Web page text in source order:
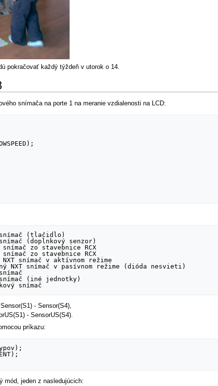
pokračovať každý týždeň v utorok o 14.
snímača na porte 1 na meranie vzdialenosti na LCD:
snímač (tlačidlo)
snímač (doplnkový senzor)
snímač zo stavebnice RCX
snímač zo stavebnice RCX
NXT snímač v aktívnom režime
NXT snímač v pasívnom režime (dióda nesvieti)
snímač (iné jednotky)
- Sensor(S4),
- SensorUS(S4).
príkazu:
mód, jeden z nasledujúcich: